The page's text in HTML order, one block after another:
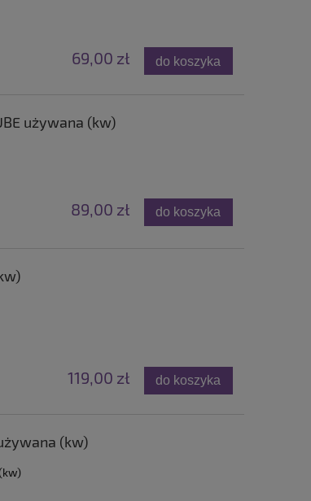
69,00 zł do koszyka
używana (kw)
89,00 zł do koszyka
119,00 zł do koszyka
(kw)